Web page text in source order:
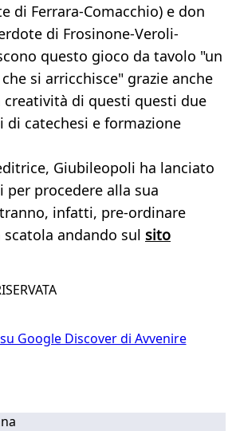
di Ferrara-Comacchio) e don
di Frosinone-Veroli-
questo gioco da tavolo "un
si arricchisce" grazie anche
di questi questi due
di catechesi e formazione
Giubileopoli ha lanciato
per procedere alla sua
infatti, pre-ordinare
andando sul sito
Google Discover di Avvenire